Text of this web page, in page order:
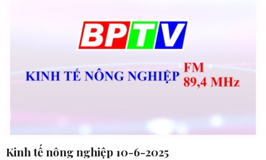
Kinh tế nông nghiệp 10-6-2025